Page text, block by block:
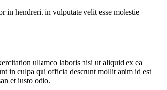
in hendrerit in vulputate velit esse molestie
ullamco laboris nisi ut aliquid ex ea
in culpa qui officia deserunt mollit anim id est
et iusto odio.